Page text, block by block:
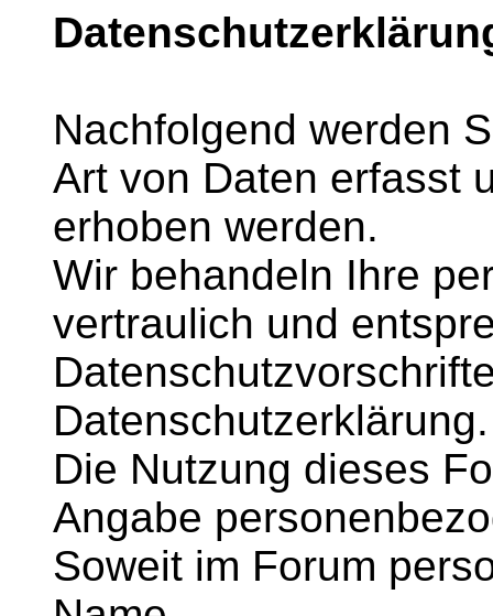
Nachfolgend werden
Art von Daten erfasst
erhoben werden.
Wir behandeln Ihre
vertraulich und
Datenschutzerklärung.
Die Nutzung dieses
Angabe
Soweit im Forum